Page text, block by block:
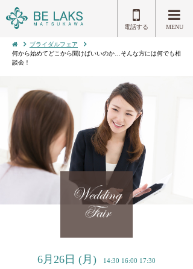
電話する MENU
ブライダルフェア
何から始めてどこから聞けばいいのか…そんな方には何でも相
談会！
Wedding
Fair
6月26日 (月) 14:30 16:00 17:30